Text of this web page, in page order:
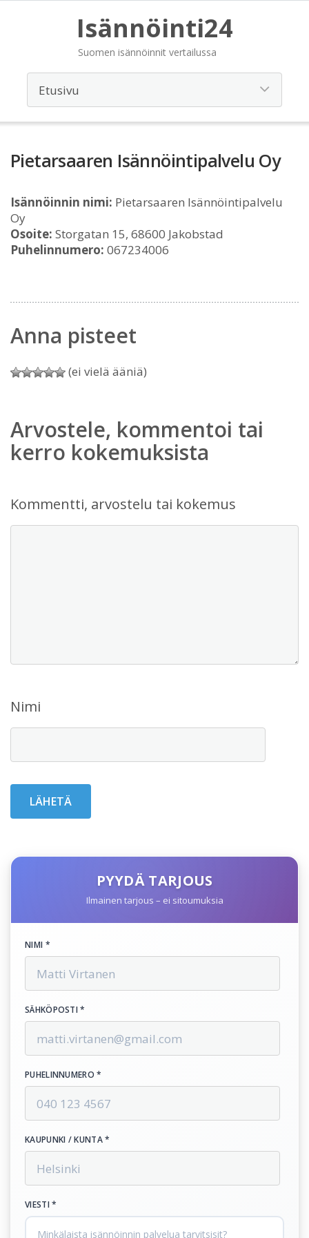
Isännöinti24
Suomen isännöinnit vertailussa
Pietarsaaren Isännöintipalvelu Oy
Isännöinnin nimi: Pietarsaaren Isännöintipalvelu
Oy
Osoite: Storgatan 15, 68600 Jakobstad
Puhelinnumero: 067234006
Anna pisteet
(ei vielä ääniä)
Arvostele, kommentoi tai
kerro kokemuksista
Kommentti, arvostelu tai kokemus
Nimi
PYYDÄ TARJOUS
Ilmainen tarjous – ei sitoumuksia
NIMI *
SÄHKÖPOSTI *
PUHELINNUMERO *
KAUPUNKI / KUNTA *
VIESTI *